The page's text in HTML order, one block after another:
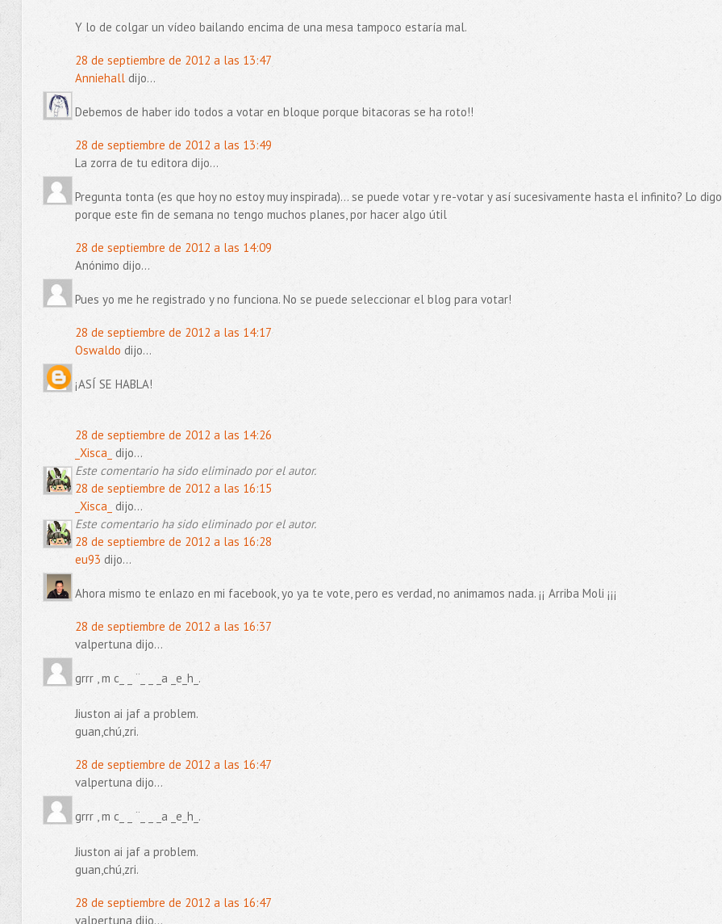
Y lo de colgar un vídeo bailando encima de una mesa tampoco estaría mal.
28 de septiembre de 2012 a las 13:47
Anniehalldijo...
Debemos de haber ido todos a votar en bloque porque bitacoras se ha roto!!
28 de septiembre de 2012 a las 13:49
La zorra de tu editora dijo...
Pregunta tonta (es que hoy no estoy muy inspirada)... se puede votar y re-votar y así sucesivamente hasta el infinito? Lo digo
porque este fin de semana no tengo muchos planes, por hacer algo útil
28 de septiembre de 2012 a las 14:09
Anónimo dijo...
Pues yo me he registrado y no funciona. No se puede seleccionar el blog para votar!
28 de septiembre de 2012 a las 14:17
Oswaldo dijo...
¡ASÍ SE HABLA!
28 de septiembre de 2012 a las 14:26
_Xisca_ dijo...
Este comentario ha sido eliminado por el autor.
28 de septiembre de 2012 a las 16:15
_Xisca_ dijo...
Este comentario ha sido eliminado por el autor.
28 de septiembre de 2012 a las 16:28
eu93 dijo...
Ahora mismo te enlazo en mi facebook, yo ya te vote, pero es verdad, no animamos nada. ¡¡ Arriba Moli ¡¡¡
28 de septiembre de 2012 a las 16:37
valpertuna dijo...
grrr , m c_ _ ¨_ _ _a _e_h_.
Jiuston ai jaf a problem.
guan,chú,zri.
28 de septiembre de 2012 a las 16:47
valpertuna dijo...
grrr , m c_ _ ¨_ _ _a _e_h_.
Jiuston ai jaf a problem.
guan,chú,zri.
28 de septiembre de 2012 a las 16:47
valpertuna dijo...